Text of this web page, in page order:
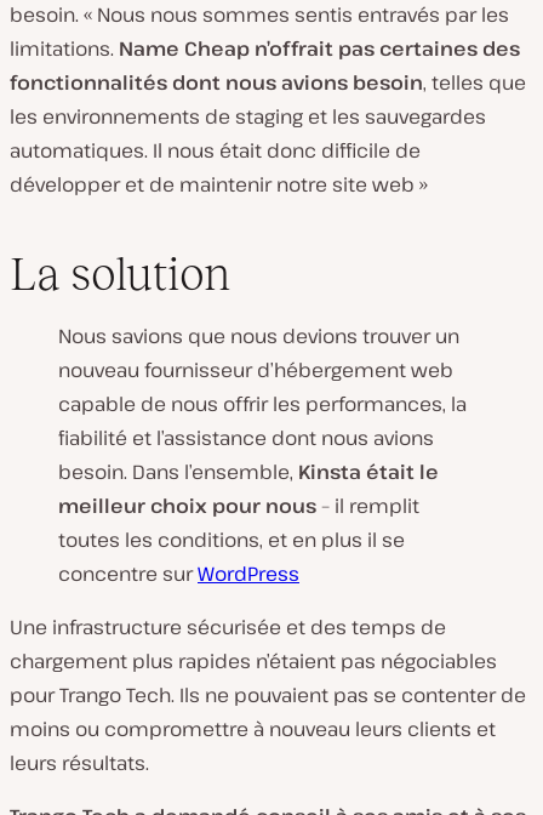
besoin. « Nous nous sommes sentis entravés par les
limitations. Name Cheap n’offrait pas certaines des
fonctionnalités dont nous avions besoin, telles que
les environnements de staging et les sauvegardes
automatiques. Il nous était donc difficile de
développer et de maintenir notre site web »
La solution
Nous savions que nous devions trouver un
nouveau fournisseur d’hébergement web
capable de nous offrir les performances, la
fiabilité et l’assistance dont nous avions
besoin. Dans l’ensemble, Kinsta était le
meilleur choix pour nous– il remplit
toutes les conditions, et en plus il se
concentre surWordPress
Une infrastructure sécurisée et des temps de
chargement plus rapides n’étaient pas négociables
pour Trango Tech. Ils ne pouvaient pas se contenter de
moins ou compromettre à nouveau leurs clients et
leurs résultats.